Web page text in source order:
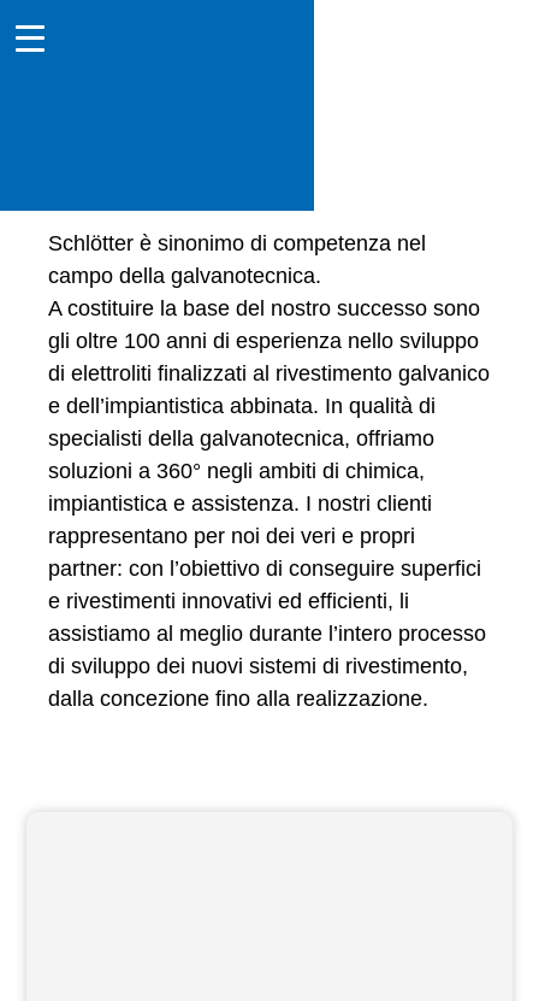
Schlötter è sinonimo di competenza nel
campo della galvanotecnica.
A costituire la base del nostro successo sono
gli oltre 100 anni di esperienza nello sviluppo
di elettroliti finalizzati al rivestimento galvanico
e dell’impiantistica abbinata. In qualità di
specialisti della galvanotecnica, offriamo
soluzioni a 360° negli ambiti di chimica,
impiantistica e assistenza. I nostri clienti
rappresentano per noi dei veri e propri
partner: con l’obiettivo di conseguire superfici
e rivestimenti innovativi ed efficienti, li
assistiamo al meglio durante l’intero processo
di sviluppo dei nuovi sistemi di rivestimento,
dalla concezione fino alla realizzazione.